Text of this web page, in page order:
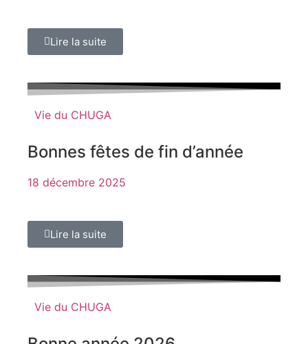
Lire la suite
Vie du CHUGA
Bonnes fêtes de fin d’année
18 décembre 2025
Lire la suite
Vie du CHUGA